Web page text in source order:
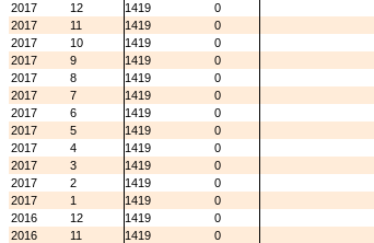
2017
12 1419
0
2017
11 1419
0
2017
10 1419
0
2017
9 1419
0
2017
8 1419
0
2017
7 1419
0
2017
6 1419
0
2017
5 1419
0
2017
4 1419
0
2017
3 1419
0
2017
2 1419
0
2017
1 1419
0
2016
12 1419
0
2016
11 1419
0